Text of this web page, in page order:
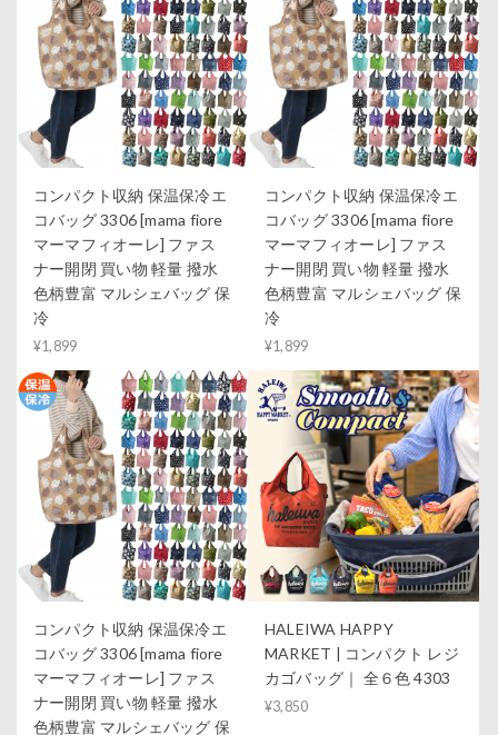
コンパクト収納 保温保冷エ
コバッグ 3306 [mama fiore
マーマフィオーレ] ファス
ナー開閉 買い物 軽量 撥水
色柄豊富 マルシェバッグ 保
冷
¥1,899
コンパクト収納 保温保冷エ
コバッグ 3306 [mama fiore
マーマフィオーレ] ファス
ナー開閉 買い物 軽量 撥水
色柄豊富 マルシェバッグ 保
冷
¥1,899
コンパクト収納 保温保冷エ
コバッグ 3306 [mama fiore
マーマフィオーレ] ファス
ナー開閉 買い物 軽量 撥水
色柄豊富 マルシェバッグ 保
HALEIWA HAPPY
MARKET | コンパクト レジ
カゴバッグ｜ 全６色 4303
¥3,850